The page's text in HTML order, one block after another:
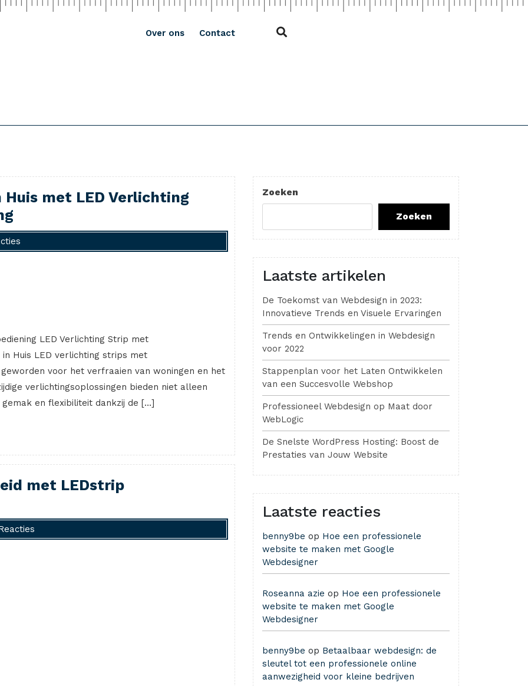
Over ons Contact
met LED Verlichting
LED Verlichting Strip met
Huis LED verlichting strips met
voor het verfraaien van woningen en het
verlichtingsoplossingen bieden niet alleen
en flexibiliteit dankzij de […]
met LEDstrip
Zoeken
Zoeken
Laatste artikelen
De Toekomst van Webdesign in 2023:
Innovatieve Trends en Visuele Ervaringen
Trends en Ontwikkelingen in Webdesign
voor 2022
Stappenplan voor het Laten Ontwikkelen
van een Succesvolle Webshop
Professioneel Webdesign op Maat door
WebLogic
De Snelste WordPress Hosting: Boost de
Prestaties van Jouw Website
Laatste reacties
benny9be op Hoe een professionele
website te maken met Google
Webdesigner
Roseanna azie op Hoe een professionele
website te maken met Google
Webdesigner
benny9be op Betaalbaar webdesign: de
sleutel tot een professionele online
aanwezigheid voor kleine bedrijven